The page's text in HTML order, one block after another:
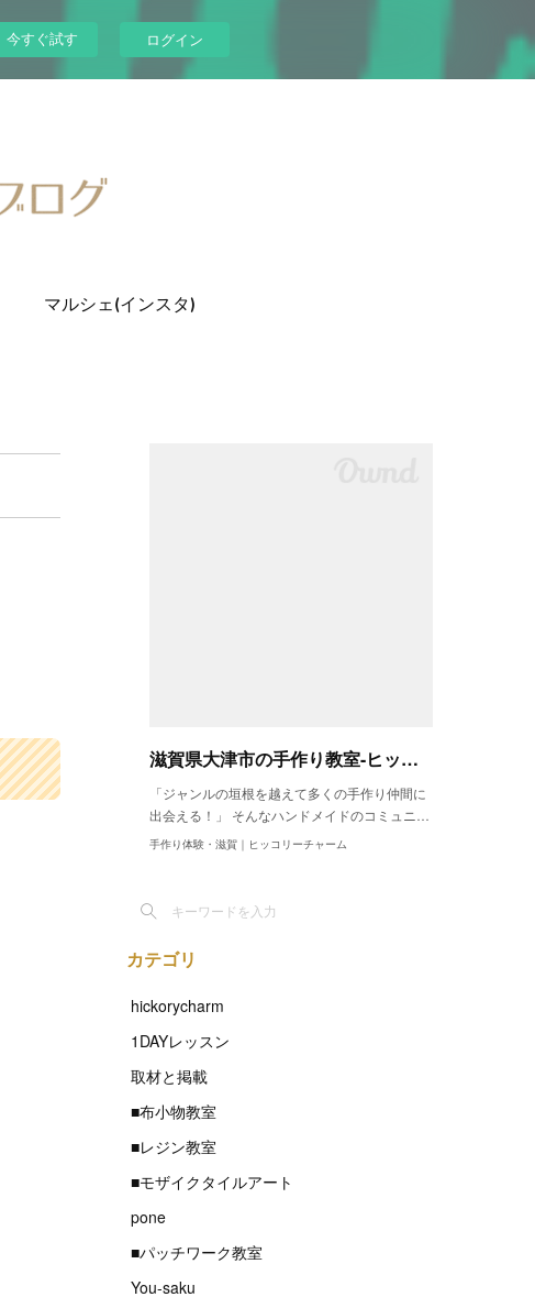
今すぐ試す ログイン
マルシェ(インスタ)
滋賀県大津市の手作り教室-ヒッコリーチャーム｜30種類の手作りレッスン
「ジャンルの垣根を越えて多くの手作り仲間に
出会える！」 そんなハンドメイドのコミュニ…
手作り体験・滋賀｜ヒッコリーチャーム
カテゴリ
hickorycharm
1DAYレッスン
取材と掲載
■布小物教室
■レジン教室
■モザイクタイルアート
pone
■パッチワーク教室
You-saku